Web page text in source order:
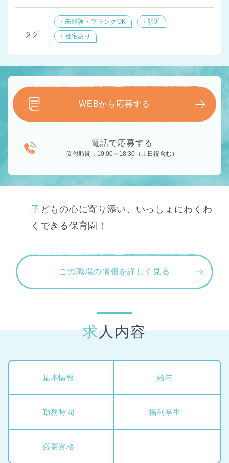
タグ
未経験・ブランクOK 駅近
社宅あり
WEBから応募する
電話で応募する
受付時間：10:00～18:30（土日祝含む）
子どもの心に寄り添い、いっしょにわくわ
くできる保育園！
この職場の情報を詳しく見る
求人内容
基本情報 給与
勤務時間 福利厚生
必要資格